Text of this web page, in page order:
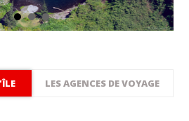
LES AGENCES DE VOYAGE